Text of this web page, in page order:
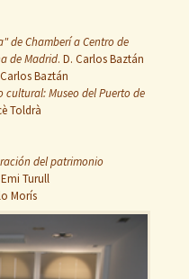
de Chamberí a Centro de
de Madrid. D. Carlos Baztán
Baztán
Museo del Puerto de
Toldrà
del patrimonio
Turull
Morís